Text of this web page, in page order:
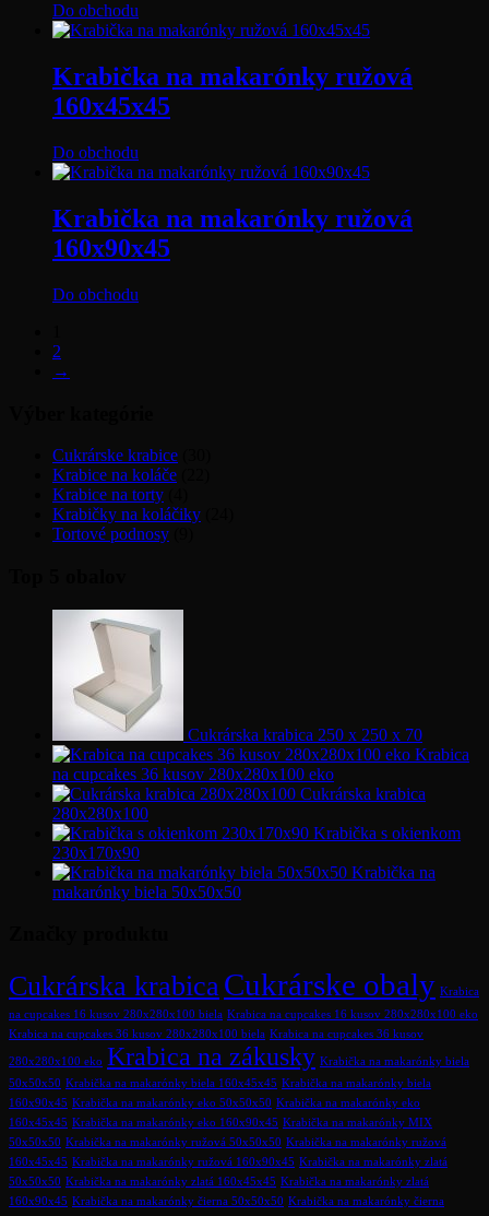
Do obchodu
Krabička na makarónky ružová
160x45x45
Do obchodu
Krabička na makarónky ružová
160x90x45
Do obchodu
2
→
Cukrárske krabice
Krabice na koláče
Krabice na torty
Krabičky na koláčiky
Tortové podnosy
Cukrárska krabica 250 x 250 x 70
Krabica
na cupcakes 36 kusov 280x280x100 eko
Cukrárska krabica
280x280x100
Krabička s okienkom
230x170x90
Krabička na
makarónky biela 50x50x50
Cukrárska krabicaCukrárske obaly Krabica
na cupcakes 16 kusov 280x280x100 biela Krabica na cupcakes 16 kusov 280x280x100 eko
Krabica na cupcakes 36 kusov 280x280x100 biela Krabica na cupcakes 36 kusov
280x280x100 eko Krabica na zákusky Krabička na makarónky biela
50x50x50 Krabička na makarónky biela 160x45x45 Krabička na makarónky biela
160x90x45 Krabička na makarónky eko 50x50x50 Krabička na makarónky eko
160x45x45 Krabička na makarónky eko 160x90x45 Krabička na makarónky MIX
50x50x50 Krabička na makarónky ružová 50x50x50 Krabička na makarónky ružová
160x45x45 Krabička na makarónky ružová 160x90x45 Krabička na makarónky zlatá
50x50x50 Krabička na makarónky zlatá 160x45x45 Krabička na makarónky zlatá
160x90x45 Krabička na makarónky čierna 50x50x50 Krabička na makarónky čierna